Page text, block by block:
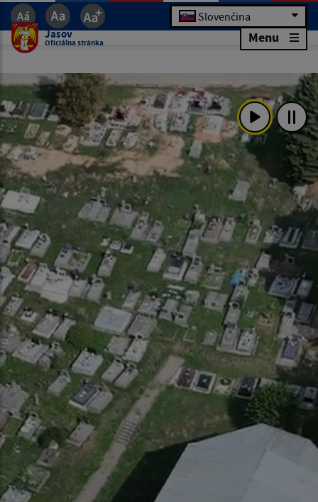
Slovenčina
Jasov
Oficiálna stránka Menu